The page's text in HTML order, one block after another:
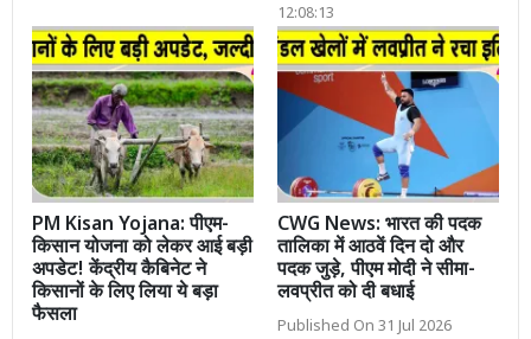
12:08:13
PM Kisan Yojana: पीएम-
किसान योजना को लेकर आई बड़ी
अपडेट! केंद्रीय कैबिनेट ने
किसानों के लिए लिया ये बड़ा
फैसला
CWG News: भारत की पदक
तालिका में आठवें दिन दो और
पदक जुड़े, पीएम मोदी ने सीमा-
लवप्रीत को दी बधाई
Published On 31 Jul 2026